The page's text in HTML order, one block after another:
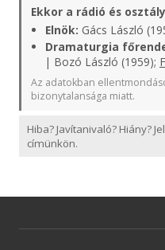
Ekkor a rádió és
Elnök: Gács László
Dramaturgia
| Bozó László (1959);
Az adatokban
bizonytalansága miatt.
Hiba? Javítanivaló? Hiány?
címünkön.